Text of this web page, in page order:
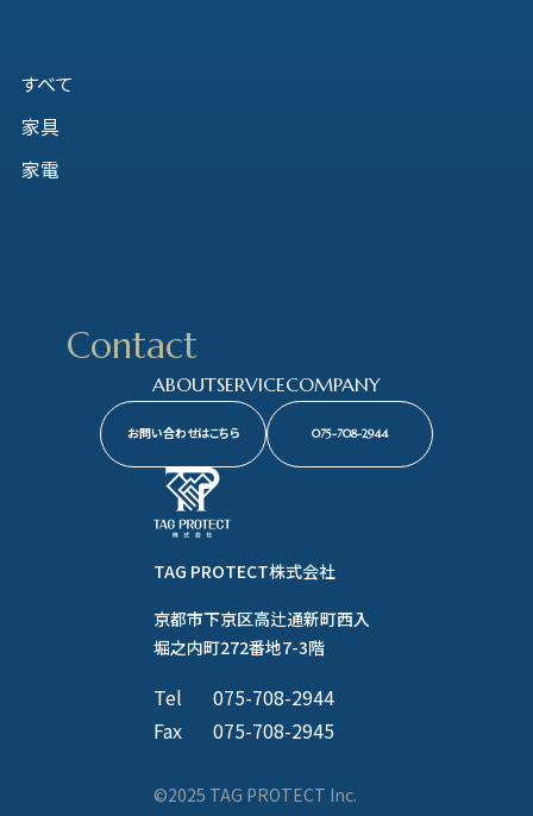
すべて
家具
家電
Contact
お問い合わせはこちら 075-708-2944
ABOUTSERVICECOMPANY
TAG PROTECT株式会社
京都市下京区高辻通新町西入
堀之内町272番地7-3階
Tel
075-708-2944
Fax
075-708-2945
©2025 TAG PROTECT Inc.